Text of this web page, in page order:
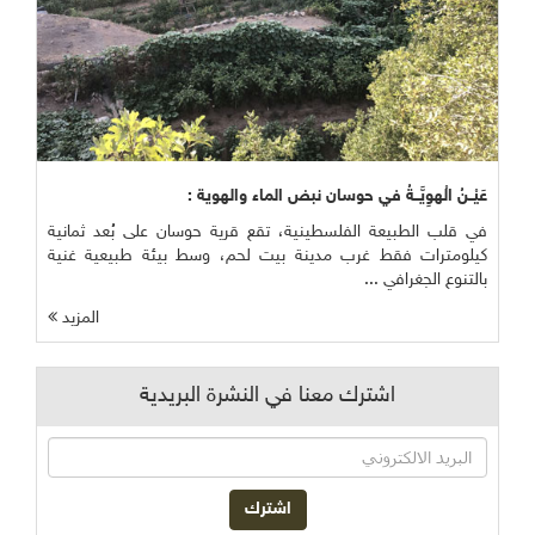
عَيْــنُ الْهوِيَّــةُ في حوسان نبض الماء والهوية :
في قلب الطبيعة الفلسطينية، تقع قرية حوسان على بُعد ثمانية
كيلومترات فقط غرب مدينة بيت لحم، وسط بيئة طبيعية غنية
بالتنوع الجغرافي ...
المزيد
اشترك معنا في النشرة البريدية